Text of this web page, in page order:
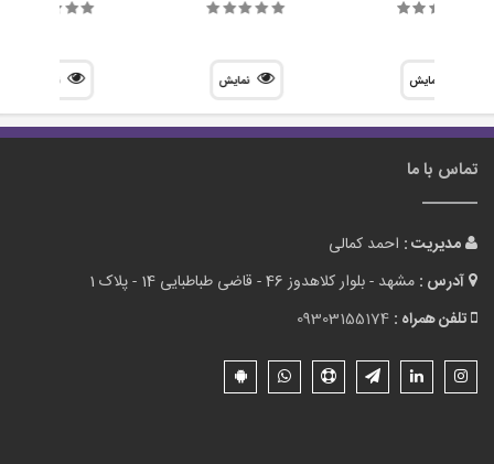
نمایش نمایش
تماس با ما
مدیریت : احمد کمالی
آدرس : مشهد - بلوار کلاهدوز 46 - قاضی طباطبایی 14 - پلاک 1
تلفن همراه : 09303155174